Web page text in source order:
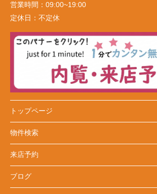
営業時間： 09:00~19:00
定休日： 不定休
トップページ
物件検索
来店予約
ブログ